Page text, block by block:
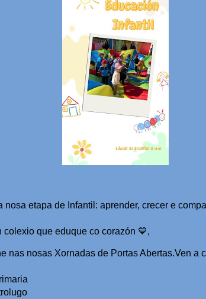
nosa etapa de Infantil: aprender, crecer e
colexio que eduque co corazón 💙,
nas nosas Xornadas de Portas Abertas.Ven a